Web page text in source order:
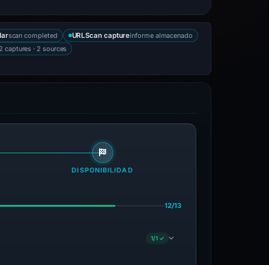
scan completed URLScan captureinforme almacenado
2 captures · 2 sources
DISPONIBILIDAD
12/13
1/1 ✓